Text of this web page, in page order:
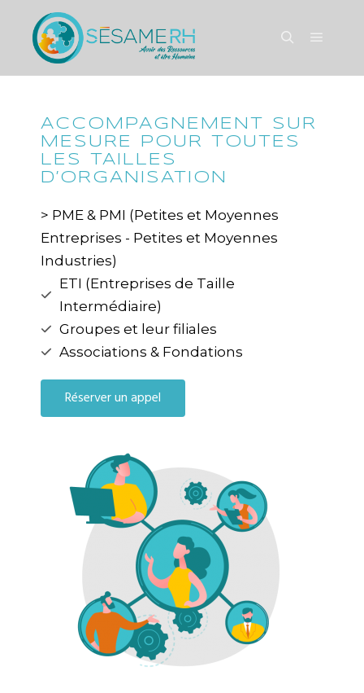
ACCOMPAGNEMENT SUR
MESURE POUR TOUTES
LES TAILLES
D’ORGANISATION
> PME & PMI (Petites et Moyennes
Entreprises - Petites et Moyennes
Industries)
ETI (Entreprises de Taille
Intermédiaire)
Groupes et leur filiales
Associations & Fondations
Réserver un appel